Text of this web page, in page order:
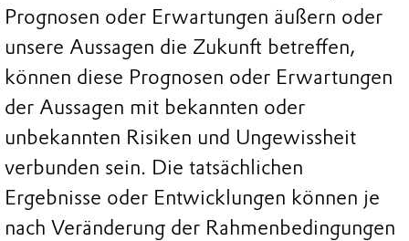
Prognosen oder Erwartungen äußern oder
unsere Aussagen die Zukunft betreffen,
können diese Prognosen oder Erwartungen
der Aussagen mit bekannten oder
unbekannten Risiken und Ungewissheit
verbunden sein. Die tatsächlichen
Ergebnisse oder Entwicklungen können je
nach Veränderung der Rahmenbedingungen